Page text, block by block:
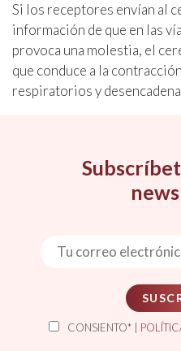
Si los receptores envían al
información de que en las
provoca una molestia, el
que conduce a la
respiratorios y
CONSIENTO* |